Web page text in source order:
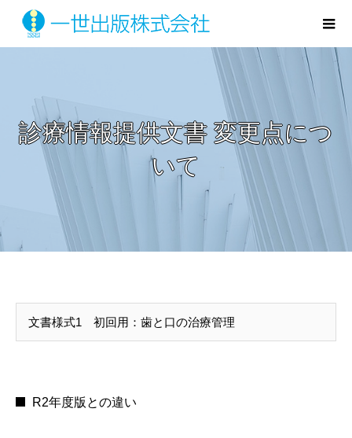
診療情報提供文書 変更点につ
いて
文書様式1 初回用：歯と口の治療管理
R2年度版との違い